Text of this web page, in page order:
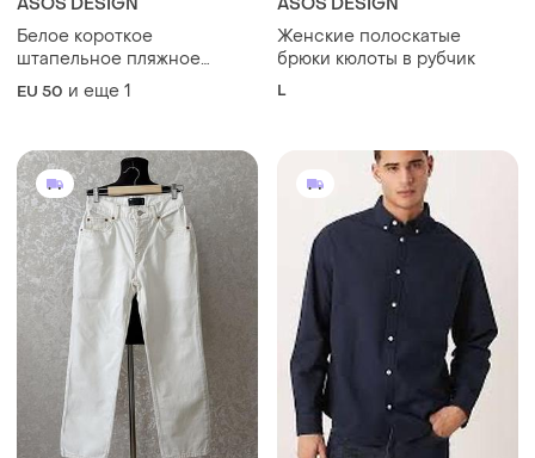
ASOS DESIGN
Белое короткое
штапельное пляжное
платье 22 размер
EU 50 и еще 1
ASOS DESIGN
Женские полоскатые
брюки кюлоты в рубчик
L